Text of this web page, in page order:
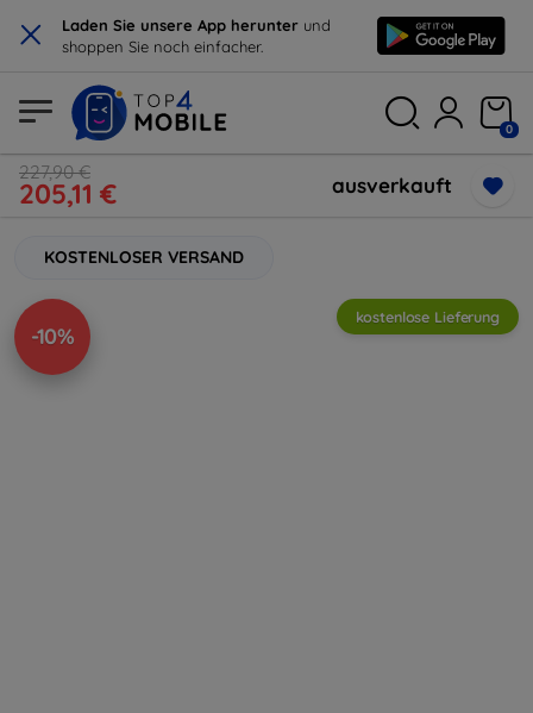
× Laden Sie unsere App herunter und
shoppen Sie noch einfacher.
0
227,90 €
205,11 € ausverkauft
KOSTENLOSER VERSAND
-10%
kostenlose Lieferung